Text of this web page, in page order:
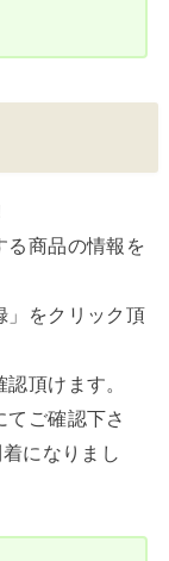
る商品の情報を
」をクリック頂
頂けます。
ご確認下さ
になりまし